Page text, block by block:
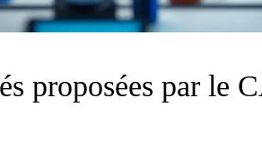
proposées par le